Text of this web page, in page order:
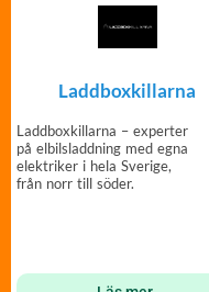
Laddboxkillarna
Laddboxkillarna – experter
på elbilsladdning med egna
elektriker i hela Sverige,
från norr till söder.